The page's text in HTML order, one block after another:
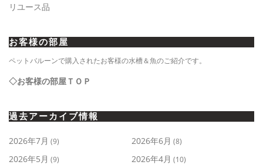
リユース品
お客様の部屋
ペットバルーンで購入されたお客様の水槽＆魚のご紹介です。
◇お客様の部屋ＴＯＰ
過去アーカイブ情報
2026年7月 (9) 2026年6月 (8)
2026年5月 (9) 2026年4月 (10)